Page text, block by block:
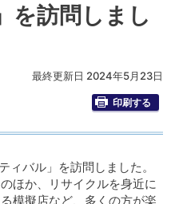
を訪問しまし
最終更新日 2024年5月23日
印刷する
ィバル」を訪問しました。
ほか、リサイクルを身近に
模擬店など、多くの方が楽